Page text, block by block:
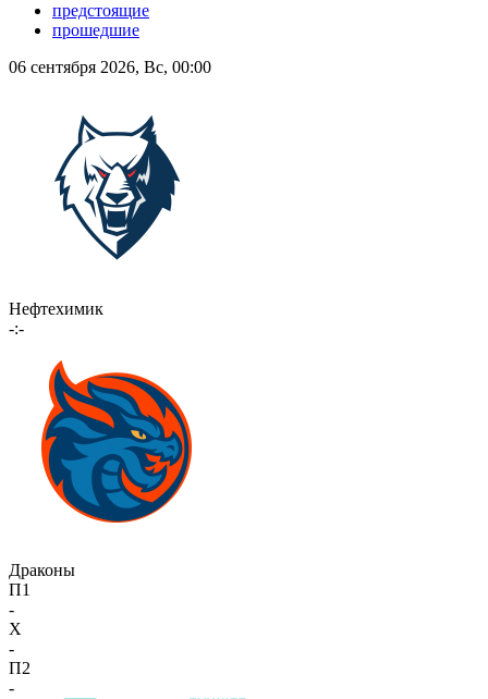
предстоящие
прошедшие
06 сентября 2026, Вс, 00:00
Нефтехимик
-:-
Драконы
П1
-
X
-
П2
-